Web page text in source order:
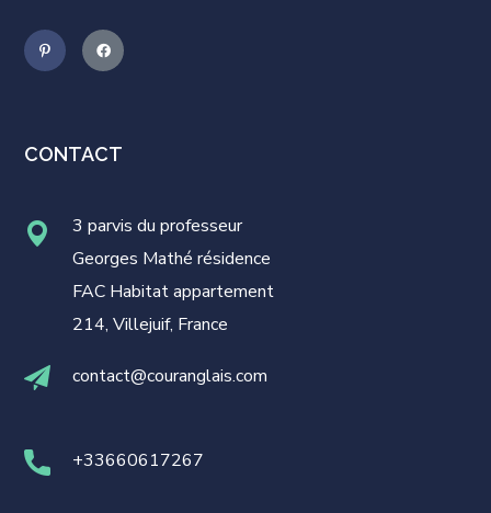
CONTACT
3 parvis du professeur
Georges Mathé résidence
FAC Habitat appartement
214, Villejuif, France
contact@couranglais.com
+33660617267